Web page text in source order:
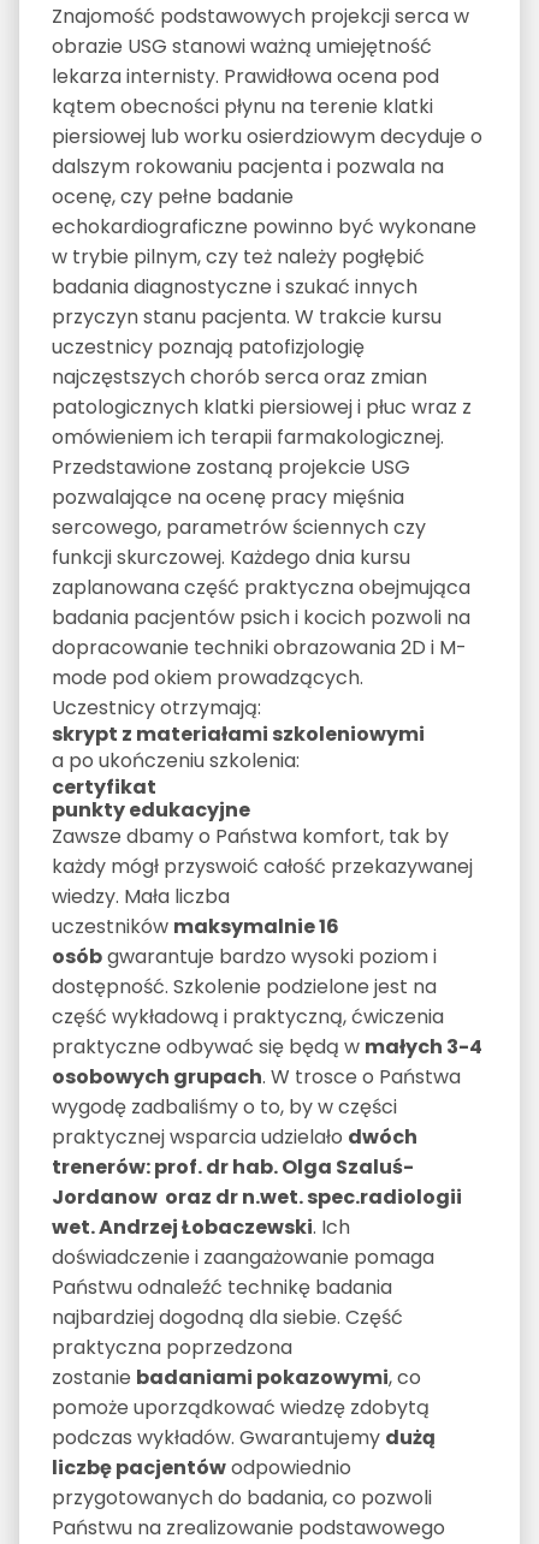
Znajomość podstawowych projekcji serca w
obrazie USG stanowi ważną umiejętność
lekarza internisty. Prawidłowa ocena pod
kątem obecności płynu na terenie klatki
piersiowej lub worku osierdziowym decyduje o
dalszym rokowaniu pacjenta i pozwala na
ocenę, czy pełne badanie
echokardiograficzne powinno być wykonane
w trybie pilnym, czy też należy pogłębić
badania diagnostyczne i szukać innych
przyczyn stanu pacjenta. W trakcie kursu
uczestnicy poznają patofizjologię
najczęstszych chorób serca oraz zmian
patologicznych klatki piersiowej i płuc wraz z
omówieniem ich terapii farmakologicznej.
Przedstawione zostaną projekcie USG
pozwalające na ocenę pracy mięśnia
sercowego, parametrów ściennych czy
funkcji skurczowej. Każdego dnia kursu
zaplanowana część praktyczna obejmująca
badania pacjentów psich i kocich pozwoli na
dopracowanie techniki obrazowania 2D i M-
mode pod okiem prowadzących.
Uczestnicy otrzymają:
skrypt z materiałami szkoleniowymi
a po ukończeniu szkolenia:
certyfikat
punkty edukacyjne
Zawsze dbamy o Państwa komfort, tak by
każdy mógł przyswoić całość przekazywanej
wiedzy. Mała liczba
uczestników maksymalnie 16
osóbgwarantuje bardzo wysoki poziom i
dostępność. Szkolenie podzielone jest na
część wykładową i praktyczną, ćwiczenia
praktyczne odbywać się będą w małych 3-4
osobowych grupach. W trosce o Państwa
wygodę zadbaliśmy o to, by w części
praktycznej wsparcia udzielało dwóch
trenerów: prof. dr hab. Olga Szaluś-
Jordanow oraz dr n.wet. spec.radiologii
wet. Andrzej Łobaczewski. Ich
doświadczenie i zaangażowanie pomaga
Państwu odnaleźć technikę badania
najbardziej dogodną dla siebie. Część
praktyczna poprzedzona
zostanie badaniami pokazowymi, co
pomoże uporządkować wiedzę zdobytą
podczas wykładów. Gwarantujemy dużą
liczbę pacjentówodpowiednio
przygotowanych do badania, co pozwoli
Państwu na zrealizowanie podstawowego